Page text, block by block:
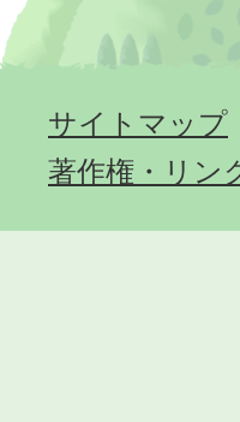
サイトマップ
著作権・リン